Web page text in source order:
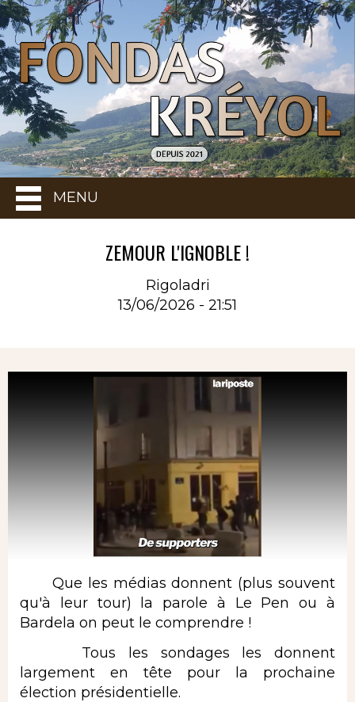
MENU
ZEMOUR L'IGNOBLE !
Rigoladri
13/06/2026 - 21:51
Que les médias donnent (plus souvent
qu'à leur tour) la parole à Le Pen ou à
Bardela on peut le comprendre !
Tous les sondages les donnent
largement en tête pour la prochaine
élection présidentielle.